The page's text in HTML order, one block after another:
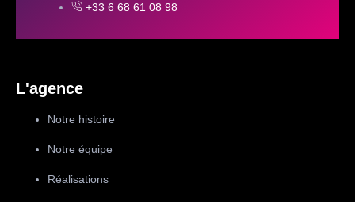
+33 6 68 61 08 98
L'agence
Notre histoire
Notre équipe
Réalisations